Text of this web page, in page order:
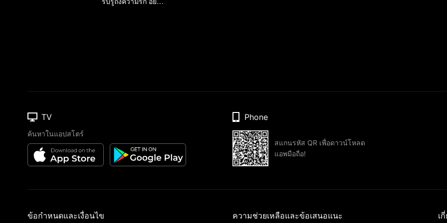
TV
ค้นหาในแอปสโตร์
Phone
สแกนรหัส QR เพื่อดาวน์โหลด
แอพมือถือ!
ข้อกำหนดและเงื่อนไข ความช่วยเหลือและข้อเสนอแนะ เ